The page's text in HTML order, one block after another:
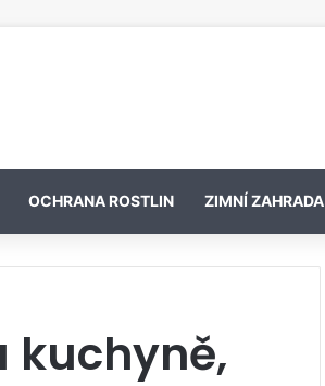
OCHRANA ROSTLIN ZIMNÍ ZAHRADA
kuchyně,